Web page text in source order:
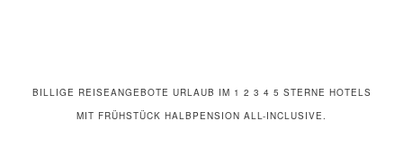
BILLIGE REISEANGEBOTE URLAUB IM 1 2 3 4 5 STERNE HOTELS
MIT FRÜHSTÜCK HALBPENSION ALL-INCLUSIVE.